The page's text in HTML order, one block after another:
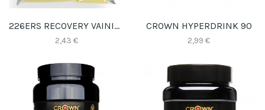
226ERS RECOVERY VAINILLA MONODOSIS
2,43 €
CROWN HYPERDRINK 90
2,99 €